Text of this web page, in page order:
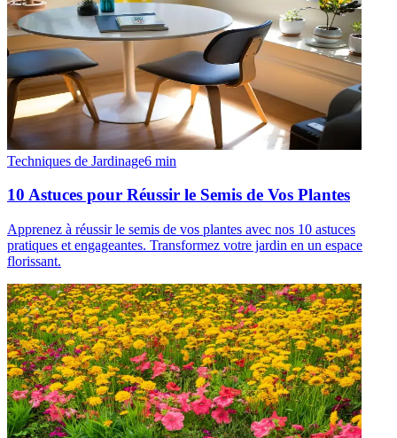
Techniques de Jardinage6 min
10 Astuces pour Réussir le Semis de Vos Plantes
Apprenez à réussir le semis de vos plantes avec nos 10 astuces
pratiques et engageantes. Transformez votre jardin en un espace
florissant.